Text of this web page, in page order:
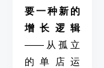
要一种新的
增长逻辑
——从孤立
的单店运